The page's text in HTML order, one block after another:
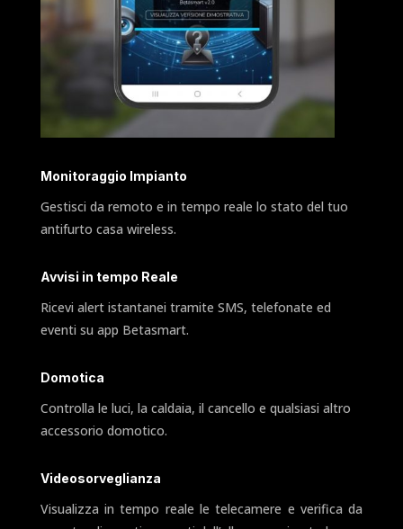
Monitoraggio Impianto
Gestisci da remoto e in tempo reale lo stato del tuo
antifurto casa wireless.
Avvisi in tempo Reale
Ricevi alert istantanei tramite SMS, telefonate ed
eventi su app Betasmart.
Domotica
Controlla le luci, la caldaia, il cancello e qualsiasi altro
accessorio domotico.
Videosorveglianza
Visualizza in tempo reale le telecamere e verifica da